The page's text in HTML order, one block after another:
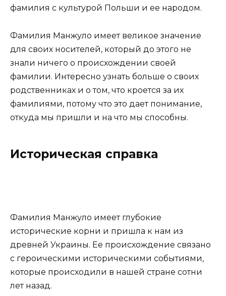
фамилия с культурой Польши и ее народом.
Фамилия Манжуло имеет великое значение
для своих носителей, который до этого не
знали ничего о происхождении своей
фамилии. Интересно узнать больше о своих
родственниках и о том, что кроется за их
фамилиями, потому что это дает понимание,
откуда мы пришли и на что мы способны.
Историческая справка
Фамилия Манжуло имеет глубокие
исторические корни и пришла к нам из
древней Украины. Ее происхождение связано
с героическими историческими событиями,
которые происходили в нашей стране сотни
лет назад.